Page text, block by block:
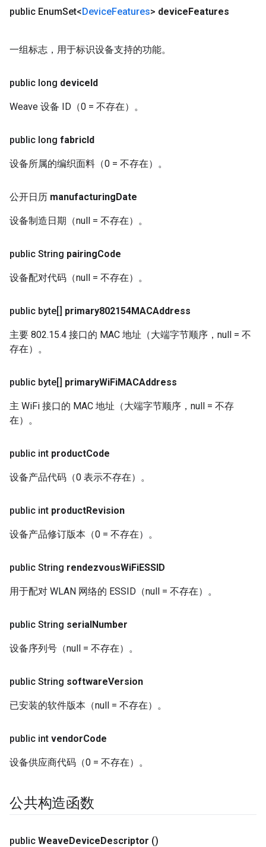
public EnumSet<DeviceFeatures> deviceFeatures
一组标志，用于标识设备支持的功能。
public long deviceId
Weave 设备 ID（0 = 不存在）。
public long fabricId
设备所属的编织面料（0 = 不存在）。
公开日历 manufacturingDate
设备制造日期（null = 不存在）。
public String pairingCode
设备配对代码（null = 不存在）。
public byte[] primary802154MACAddress
主要 802.15.4 接口的 MAC 地址（大端字节顺序，null = 不
存在）。
public byte[] primaryWiFiMACAddress
主 WiFi 接口的 MAC 地址（大端字节顺序，null = 不存
在）。
public int productCode
设备产品代码（0 表示不存在）。
public int productRevision
设备产品修订版本（0 = 不存在）。
public String rendezvousWiFiESSID
用于配对 WLAN 网络的 ESSID（null = 不存在）。
public String serialNumber
设备序列号（null = 不存在）。
public String softwareVersion
已安装的软件版本（null = 不存在）。
public int vendorCode
设备供应商代码（0 = 不存在）。
公共构造函数
public WeaveDeviceDescriptor ()